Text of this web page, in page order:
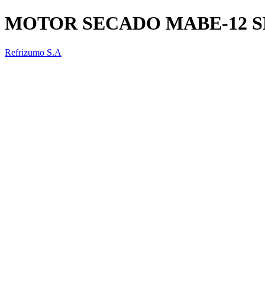
MOTOR SECADO MABE-12
Refrizumo S.A